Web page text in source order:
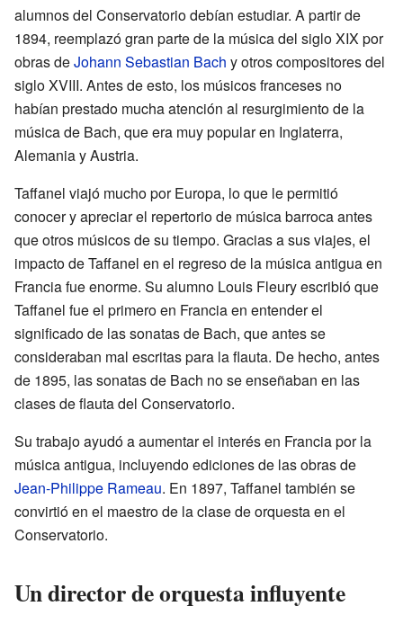
alumnos del Conservatorio debían estudiar. A partir de
1894, reemplazó gran parte de la música del siglo XIX por
obras deJohann Sebastian Bach y otros compositores del
siglo XVIII. Antes de esto, los músicos franceses no
habían prestado mucha atención al resurgimiento de la
música de Bach, que era muy popular en Inglaterra,
Alemania y Austria.
Taffanel viajó mucho por Europa, lo que le permitió
conocer y apreciar el repertorio de música barroca antes
que otros músicos de su tiempo. Gracias a sus viajes, el
impacto de Taffanel en el regreso de la música antigua en
Francia fue enorme. Su alumno Louis Fleury escribió que
Taffanel fue el primero en Francia en entender el
significado de las sonatas de Bach, que antes se
consideraban mal escritas para la flauta. De hecho, antes
de 1895, las sonatas de Bach no se enseñaban en las
clases de flauta del Conservatorio.
Su trabajo ayudó a aumentar el interés en Francia por la
música antigua, incluyendo ediciones de las obras de
Jean-Philippe Rameau. En 1897, Taffanel también se
convirtió en el maestro de la clase de orquesta en el
Conservatorio.
Un director de orquesta influyente